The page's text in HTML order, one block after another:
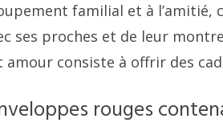
familial et à l’amitié,
ses proches et de leur
consiste à offrir des
rouges